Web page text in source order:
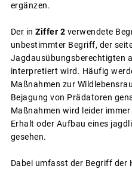
ergänzen.
Der in Ziffer 2 verwendete
unbestimmter Begriff, der
Jagdausübungsberechtigten
interpretiert wird. Häufig
Maßnahmen zur
Bejagung von Prädatoren
Maßnahmen wird leider
Erhalt oder Aufbau eines
gesehen.
Dabei umfasst der Begriff der